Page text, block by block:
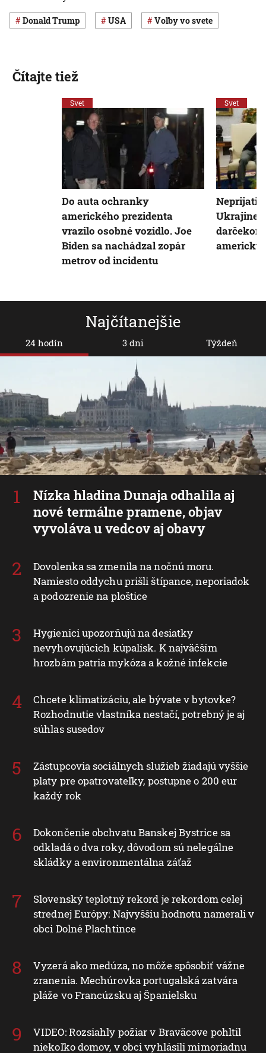
Donald Trump USA voľby vo svete
Najčítanejšie
24 hodín
Nízka hladina Dunaja odhalila aj
nové termálne pramene, objav
vyvoláva u vedcov aj obavy
Dovolenka sa zmenila na nočnú moru.
Namiesto oddychu prišli štípance, neporiadok
a podozrenie na ploštice
Hygienici upozorňujú na desiatky
nevyhovujúcich kúpalísk. K najväčším
hrozbám patria mykóza a kožné infekcie
Chcete klimatizáciu, ale bývate v bytovke?
Rozhodnutie vlastníka nestačí, potrebný je aj
súhlas susedov
Zástupcovia sociálnych služieb žiadajú vyššie
platy pre opatrovateľky, postupne o 200 eur
každý rok
Dokončenie obchvatu Banskej Bystrice sa
odkladá o dva roky, dôvodom sú nelegálne
skládky a environmentálna záťaž
Slovenský teplotný rekord je rekordom celej
strednej Európy: Najvyššiu hodnotu namerali v
obci Dolné Plachtince
Vyzerá ako medúza, no môže spôsobiť vážne
zranenia. Mechúrovka portugalská zatvára
pláže vo Francúzsku aj Španielsku
VIDEO: Rozsiahly požiar v Braväcove pohltil
niekoľko domov, v obci vyhlásili mimoriadnu
3 dni Týždeň
Čítajte tiež
Svet
Do auta ochranky
amerického prezidenta
vrazilo osobné vozidlo. Joe
Biden sa nachádzal zopár
metrov od incidentu
Svet
Ukrajine
americký